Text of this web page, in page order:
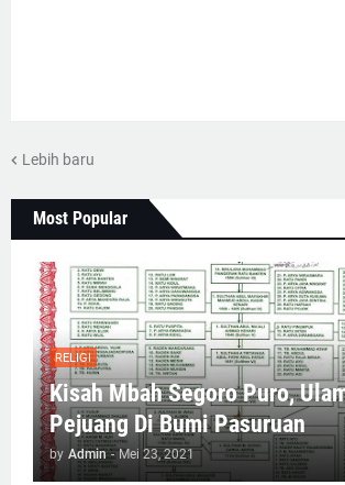
Lebih baru
Most Popular
RELIGI
Kisah Mbah Segoro Puro,
Pejuang Di Bumi Pasuruan
by Admin - Mei 23, 2021